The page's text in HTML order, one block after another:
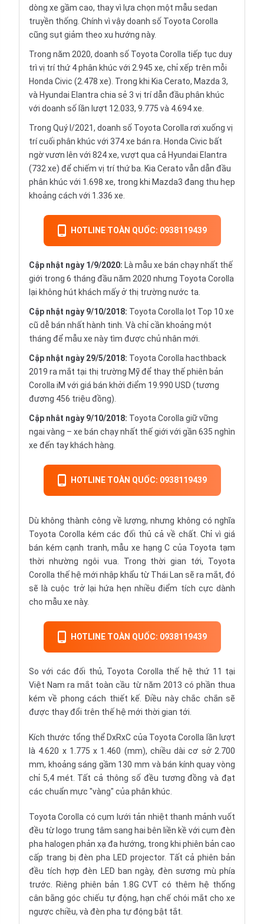
dòng xe gầm cao, thay vì lựa chọn một mẫu sedan
truyền thống. Chính vì vậy doanh số Toyota Corolla
cũng sụt giảm theo xu hướng này.
Trong năm 2020, doanh số Toyota Corolla tiếp tục duy
trì vị trí thứ 4 phân khúc với 2.945 xe, chỉ xếp trên mỗi
Honda Civic (2.478 xe). Trong khi Kia Cerato, Mazda 3,
và Hyundai Elantra chia sẻ 3 vị trí dẫn đầu phân khúc
với doanh số lần lượt 12.033, 9.775 và 4.694 xe.
Trong Quý I/2021, doanh số Toyota Corolla rơi xuống vị
trí cuối phân khúc với 374 xe bán ra. Honda Civic bất
ngờ vươn lên với 824 xe, vượt qua cả Hyundai Elantra
(732 xe) để chiếm vị trí thứ ba. Kia Cerato vẫn dẫn đầu
phân khúc với 1.698 xe, trong khi Mazda3 đang thu hẹp
khoảng cách với 1.336 xe.
HOTLINE TOÀN QUỐC: 0938119439
Cập nhật ngày 1/9/2020: Là mẫu xe bán chạy nhất thế
giới trong 6 tháng đầu năm 2020 nhưng Toyota Corolla
lại không hút khách mấy ở thị trường nước ta.
Cập nhật ngày 9/10/2018: Toyota Corolla lọt Top 10 xe
cũ dễ bán nhất hành tinh. Và chỉ cần khoảng một
tháng để mẫu xe này tìm được chủ nhân mới.
Cập nhật ngày 29/5/2018: Toyota Corolla hacthback
2019 ra mắt tại thị trường Mỹ để thay thế phiên bản
Corolla iM với giá bán khởi điểm 19.990 USD (tương
đương 456 triệu đồng).
Cập nhât ngày 9/10/2018: Toyota Corolla giữ vững
ngai vàng – xe bán chạy nhất thế giới với gần 635 nghìn
xe đến tay khách hàng.
HOTLINE TOÀN QUỐC: 0938119439
Dù không thành công về lượng, nhưng không có nghĩa
Toyota Corolla kém các đối thủ cả về chất. Chỉ vì giá
bán kém cạnh tranh, mẫu xe hạng C của Toyota tạm
thời nhường ngôi vua. Trong thời gian tới, Toyota
Corolla thế hệ mới nhập khẩu từ Thái Lan sẽ ra mắt, đó
sẽ là cuộc trở lại hứa hẹn nhiều điểm tích cực dành
cho mẫu xe này.
HOTLINE TOÀN QUỐC: 0938119439
So với các đối thủ, Toyota Corolla thế hệ thứ 11 tại
Việt Nam ra mắt toàn cầu từ năm 2013 có phần thua
kém về phong cách thiết kế. Điều này chắc chắn sẽ
được thay đổi trên thế hệ mới thời gian tới.
Kích thước tổng thể DxRxC của Toyota Corolla lần lượt
là 4.620 x 1.775 x 1.460 (mm), chiều dài cơ sở 2.700
mm, khoảng sáng gầm 130 mm và bán kính quay vòng
chỉ 5,4 mét. Tất cả thông số đều tương đồng và đạt
các chuẩn mực "vàng" của phân khúc.
Toyota Corolla có cụm lưới tản nhiệt thanh mảnh vuốt
đều từ logo trung tâm sang hai bên liền kề với cụm đèn
pha halogen phản xạ đa hướng, trong khi phiên bản cao
cấp trang bị đèn pha LED projector. Tất cả phiên bản
đều tích hợp đèn LED ban ngày, đèn sương mù phía
trước. Riêng phiên bản 1.8G CVT có thêm hệ thống
cân bằng góc chiếu tự động, hạn chế chói mắt cho xe
ngược chiều, và đèn pha tự động bật tắt.